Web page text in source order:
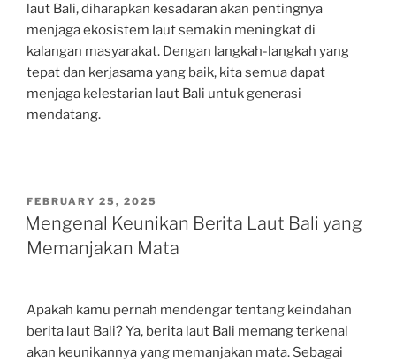
laut Bali, diharapkan kesadaran akan pentingnya
menjaga ekosistem laut semakin meningkat di
kalangan masyarakat. Dengan langkah-langkah yang
tepat dan kerjasama yang baik, kita semua dapat
menjaga kelestarian laut Bali untuk generasi
mendatang.
POSTED
ON
FEBRUARY 25, 2025
Mengenal Keunikan Berita Laut Bali yang
Memanjakan Mata
Apakah kamu pernah mendengar tentang keindahan
berita laut Bali? Ya, berita laut Bali memang terkenal
akan keunikannya yang memanjakan mata. Sebagai